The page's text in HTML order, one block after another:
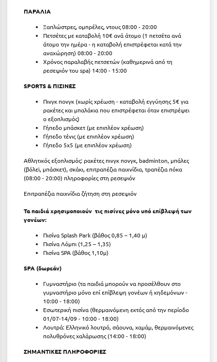
Μονεμβασιά
Μπαλί Κρήτης
Μπούκα Μεσσηνίας
Μυστράς
Νάξος
Νάουσα
Ναυπακτία
Ναύπλιο
Νέα Μάκρη
Νέα Στύρα Εύβοιας
Νέοι Πόροι Πιερίας
Ξυλόκαστρο
ΠΑΡΑΛΙΑ
Ξαπλώστρες, ομπρέλες, ντους 08:00 - 20:00
Πετσέτες με καταβολή 10€ ανά άτομο (1 πετσέτα ανά
άτομο την ημέρα - η καταβολή επιστρέφεται κατά την
αναχώρηση) 08:00 - 20:00
Χρόνος παραλαβής πετσετών (καθημερινά από τη
ρεσεψιόν του spa) 14:00 - 15:00
SPORTS & ΠΙΣΙΝΕΣ
Πινγκ πονγκ (χωρίς χρέωση - καταβολή εγγύησης 5€ για
ρακέτες και μπαλάκια που επιστρέφεται όταν επιστρέψει
ο εξοπλισμός)
Γήπεδο μπάσκετ (με επιπλέον χρέωση)
Γήπεδο τένις (με επιπλέον χρέωση)
Γήπεδο 5x5 (με επιπλέον χρέωση)
Αθλητικός εξοπλισμός: ρακέτες πινγκ πονγκ, badminton, μπάλες
(βόλεϊ, μπάσκετ), σκάκι, επιτραπέζια παιχνίδια, τραπέζια πόκα
(08:00 - 20:00) πληροφορίες στη ρεσεψιόν
Eπιτραπέζια παιχνίδια ζήτηση στη ρεσεψιόν
Τα παιδιά χρησιμοποιούν τις πισίνες μόνο υπό επίβλεψή των
γονέων:
Πισίνα Splash Park (βάθος 0,85 – 1,40 μ)
Πισίνα Λόμπι (1,25 – 1,35)
Πισίνα SPA (βάθος 1,10μ)
SPA (δωρεάν)
Γυμναστήριο (τα παιδιά μπορούν να προσέλθουν στο
γυμναστήριο μόνο επί επίβλεψη γονέων ή κηδεμόνων -
10:00 - 18:00)
Εσωτερική πισίνα (θερμαινόμενη εκτός από την περίοδο
01/07-14/09 - 10:00 - 18:00)
Λουτρά: Ελληνικό λουτρό, σάουνα, χαμάμ, θερμαινόμενες
πολυθρόνες χαλάρωσης (14:00 - 18:00)
ΣΗΜΑΝΤΙΚΕΣ ΠΛΗΡΟΦΟΡΙΕΣ